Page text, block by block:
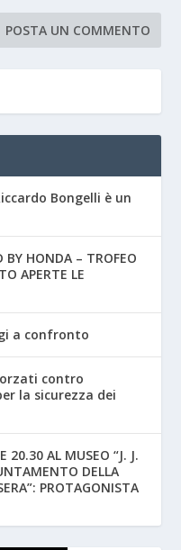
Bongelli è un
BY HONDA – TROFEO
APERTE LE
a confronto
contro
la sicurezza dei
20.30 AL MUSEO “J. J.
DELLA
PROTAGONISTA